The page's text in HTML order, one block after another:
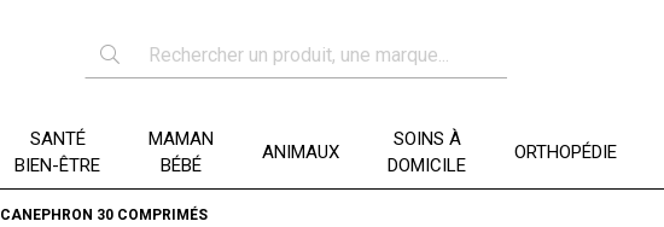
SANTÉ
BIEN-ÊTRE
MAMAN
BÉBÉ
ANIMAUX
SOINS À
DOMICILE
ORTHOPÉDIE
CANEPHRON 30 COMPRIMÉS